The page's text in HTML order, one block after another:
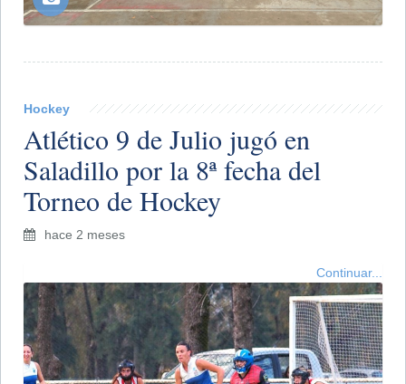
Hockey
Atlético 9 de Julio jugó en
Saladillo por la 8ª fecha del
Torneo de Hockey
hace 2 meses
Continuar...